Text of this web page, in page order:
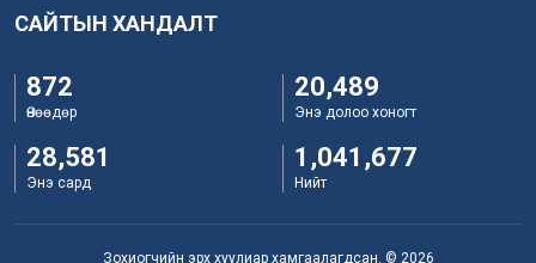
САЙТЫН ХАНДАЛТ
872
Өнөөдөр
20,489
Энэ долоо хоногт
28,581
Энэ сард
1,041,677
Нийт
Зохиогчийн эрх хуулиар хамгаалагдсан. © 2026